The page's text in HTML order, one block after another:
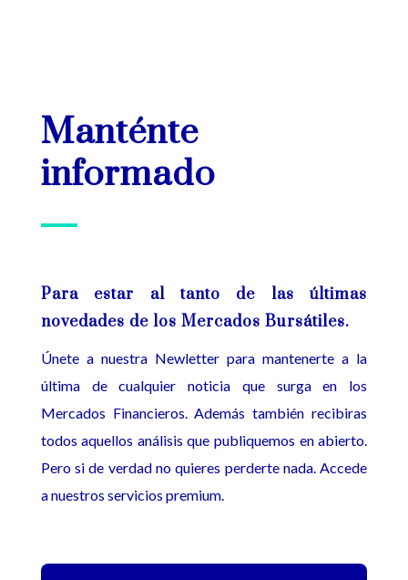
Manténte
informado
Para estar al tanto de las últimas
novedades de los Mercados Bursátiles.
Únete a nuestra Newletter para mantenerte a la
última de cualquier noticia que surga en los
Mercados Financieros. Además también recibiras
todos aquellos análisis que publiquemos en abierto.
Pero si de verdad no quieres perderte nada. Accede
a nuestros servicios premium.